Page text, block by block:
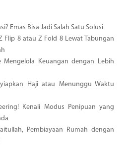
Emas Bisa Jadi Salah Satu Solusi
Flip 8 atau Z Fold 8 Lewat Tabungan
Mengelola Keuangan dengan Lebih
Haji atau Menunggu Waktu
Kenali Modus Penipuan yang
Pembiayaan Rumah dengan